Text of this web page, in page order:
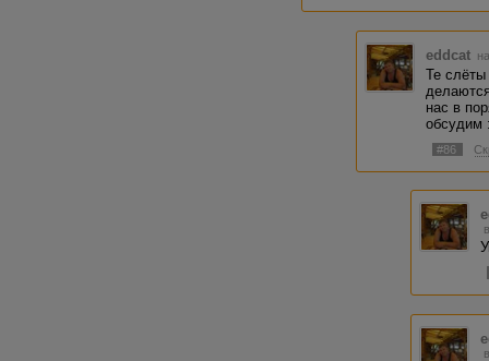
eddcat
Те слёты
нас в
обсудим
#86